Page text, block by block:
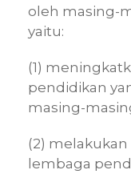
oleh masing-
yaitu:
(1)
pendidikan
masing-
(2)
lembaga